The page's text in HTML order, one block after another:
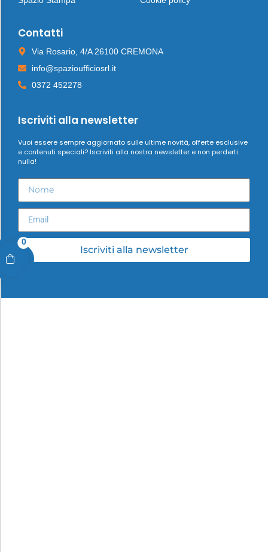
0
Contatti
Via Rosario, 4/A 26100 CREMONA
info@spazioufficiosrl.it
0372 452278
Iscriviti alla newsletter
Vuoi essere sempre aggiornato sulle ultime novità, offerte esclusive
e contenuti speciali? Iscriviti alla nostra newsletter e non perderti
nulla!
Iscriviti alla newsletter